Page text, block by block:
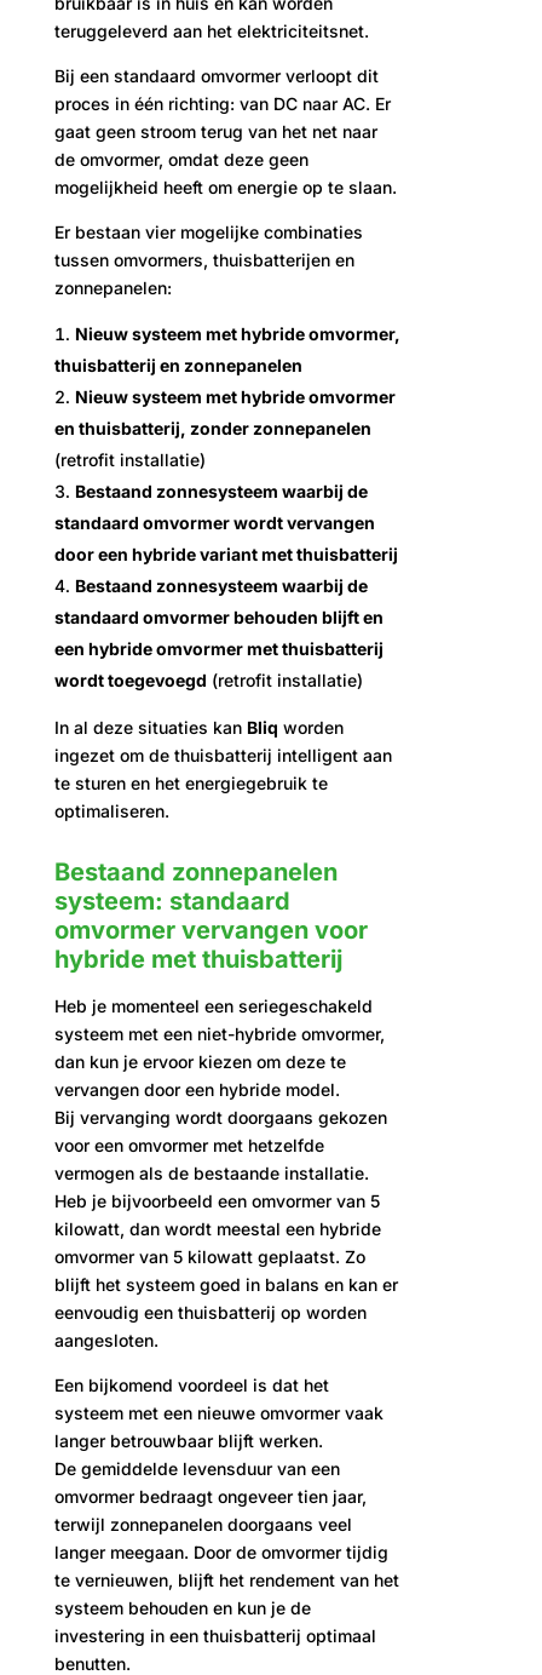
teruggeleverd aan het elektriciteitsnet.
Bij een standaard omvormer verloopt dit
proces in één richting: van DC naar AC. Er
gaat geen stroom terug van het net naar
de omvormer, omdat deze geen
mogelijkheid heeft om energie op te slaan.
Er bestaan vier mogelijke combinaties
tussen omvormers, thuisbatterijen en
zonnepanelen:
Nieuw systeem met hybride omvormer,
thuisbatterij en zonnepanelen
Nieuw systeem met hybride omvormer
en thuisbatterij, zonder zonnepanelen
(retrofit installatie)
Bestaand zonnesysteem waarbij de
standaard omvormer wordt vervangen
door een hybride variant met thuisbatterij
Bestaand zonnesysteem waarbij de
standaard omvormer behouden blijft en
een hybride omvormer met thuisbatterij
wordt toegevoegd (retrofit installatie)
In al deze situaties kan Bliq worden
ingezet om de thuisbatterij intelligent aan
te sturen en het energiegebruik te
optimaliseren.
Bestaand zonnepanelen
systeem: standaard
omvormer vervangen voor
hybride met thuisbatterij
Heb je momenteel een seriegeschakeld
systeem met een niet-hybride omvormer,
dan kun je ervoor kiezen om deze te
vervangen door een hybride model.
Bij vervanging wordt doorgaans gekozen
voor een omvormer met hetzelfde
vermogen als de bestaande installatie.
Heb je bijvoorbeeld een omvormer van 5
kilowatt, dan wordt meestal een hybride
omvormer van 5 kilowatt geplaatst. Zo
blijft het systeem goed in balans en kan er
eenvoudig een thuisbatterij op worden
aangesloten.
Een bijkomend voordeel is dat het
systeem met een nieuwe omvormer vaak
langer betrouwbaar blijft werken.
De gemiddelde levensduur van een
omvormer bedraagt ongeveer tien jaar,
terwijl zonnepanelen doorgaans veel
langer meegaan. Door de omvormer tijdig
te vernieuwen, blijft het rendement van het
systeem behouden en kun je de
investering in een thuisbatterij optimaal
benutten.